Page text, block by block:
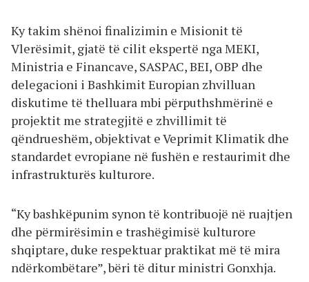
Ky takim shënoi finalizimin e Misionit të
Vlerësimit, gjatë të cilit ekspertë nga MEKI,
Ministria e Financave, SASPAC, BEI, OBP dhe
delegacioni i Bashkimit Europian zhvilluan
diskutime të thelluara mbi përputhshmërinë e
projektit me strategjitë e zhvillimit të
qëndrueshëm, objektivat e Veprimit Klimatik dhe
standardet evropiane në fushën e restaurimit dhe
infrastrukturës kulturore.
“Ky bashkëpunim synon të kontribuojë në ruajtjen
dhe përmirësimin e trashëgimisë kulturore
shqiptare, duke respektuar praktikat më të mira
ndërkombëtare”, bëri të ditur ministri Gonxhja.